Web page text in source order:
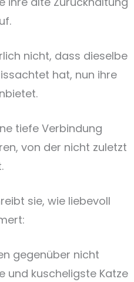
nicht, dass dieselbe
hat, nun ihre
tiefe Verbindung
von der nicht zuletzt
sie, wie liebevoll
gegenüber nicht
und kuscheligste Katze